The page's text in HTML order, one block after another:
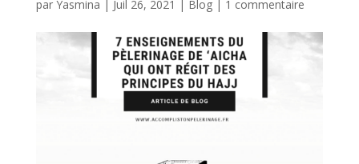
par Yasmina | Juil 26, 2021 | Blog| 1 commentaire